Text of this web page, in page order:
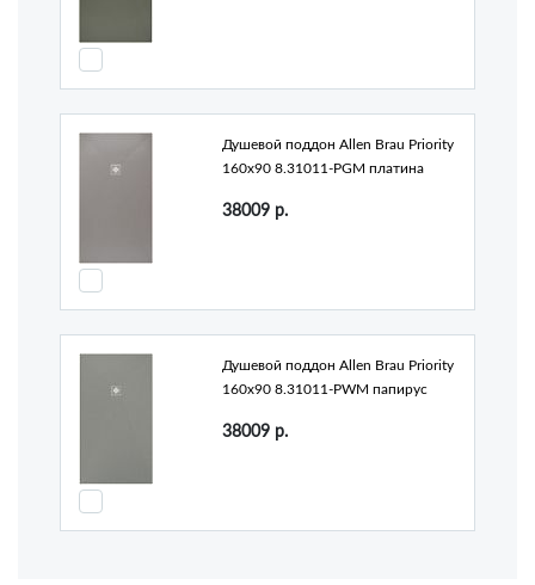
Душевой поддон Allen Brau Priority
160x90 8.31011-PGM платина
38009 р.
Душевой поддон Allen Brau Priority
160x90 8.31011-PWM папирус
38009 р.